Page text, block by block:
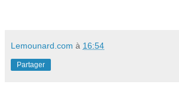
Lemounard.com à 16:54
Partager